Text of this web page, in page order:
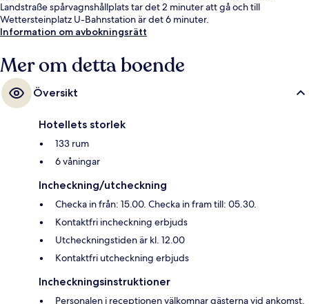
Landstraße spårvagnshållplats tar det 2 minuter att gå och till
Wettersteinplatz U-Bahnstation är det 6 minuter.
Information om avbokningsrätt
Mer om detta boende
Översikt
Hotellets storlek
133 rum
6 våningar
Incheckning/utcheckning
Checka in från: 15.00. Checka in fram till: 05.30.
Kontaktfri incheckning erbjuds
Utcheckningstiden är kl. 12.00
Kontaktfri utcheckning erbjuds
Incheckningsinstruktioner
Personalen i receptionen välkomnar gästerna vid ankomst.